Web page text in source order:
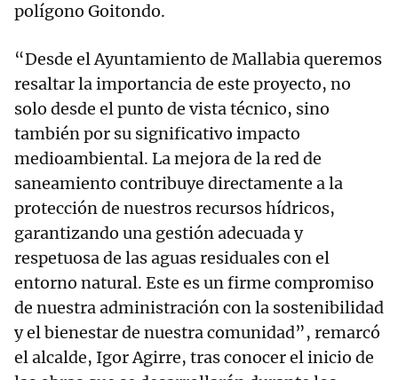
polígono Goitondo.
“Desde el Ayuntamiento de Mallabia queremos
resaltar la importancia de este proyecto, no
solo desde el punto de vista técnico, sino
también por su significativo impacto
medioambiental. La mejora de la red de
saneamiento contribuye directamente a la
protección de nuestros recursos hídricos,
garantizando una gestión adecuada y
respetuosa de las aguas residuales con el
entorno natural. Este es un firme compromiso
de nuestra administración con la sostenibilidad
y el bienestar de nuestra comunidad”, remarcó
el alcalde, Igor Agirre, tras conocer el inicio de